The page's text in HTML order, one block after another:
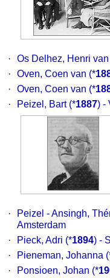
· Os Delhez, Henri van
·
Oven, Coen van (*
·
Oven, Coen van (*
·
Peizel, Bart (*1887) -
· Peizel - Ansingh,
Amsterdam
·
Pieck, Adri (*1894) -
·
Pieneman, Johanna
·
Ponsioen, Johan (*